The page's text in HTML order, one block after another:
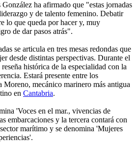
ha afirmado que "estas jornadas
y de talento femenino. Debatir
lo que queda por hacer y, muy
de dar pasos atrás".
se articula en tres mesas redondas que
desde distintas perspectivas. Durante el
histórica de la especialidad con la
Estará presente entre los
Moreno, mecánico marinero más antigua
en Cantabria.
'Voces en el mar., vivencias de
embarcaciones y la tercera contará con
marítimo y se denomina 'Mujeres